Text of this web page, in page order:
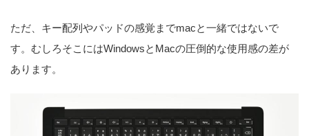
ただ、キー配列やパッドの感覚までmacと一緒ではないで
す。むしろそこにはWindowsとMacの圧倒的な使用感の差が
あります。